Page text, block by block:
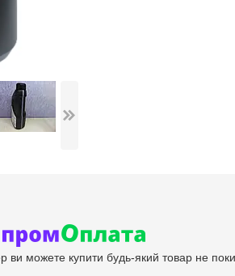
ви можете купити будь-який товар не